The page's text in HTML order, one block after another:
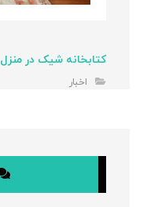
کتابخانه شیک در منزل
اخبار